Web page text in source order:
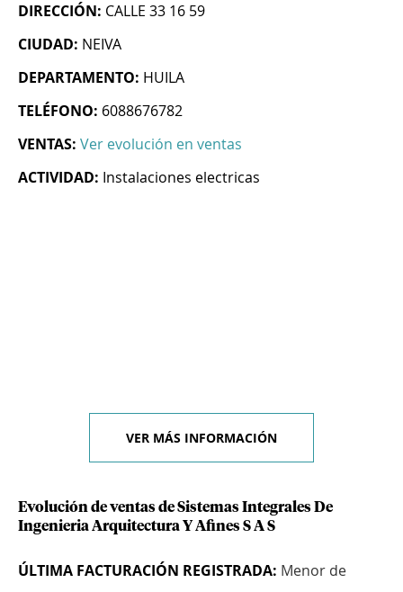
DIRECCIÓN: CALLE 33 16 59
CIUDAD: NEIVA
DEPARTAMENTO: HUILA
TELÉFONO: 6088676782
VENTAS: Ver evolución en ventas
ACTIVIDAD: Instalaciones electricas
VER MÁS INFORMACIÓN
Evolución de ventas de Sistemas Integrales De
Ingenieria Arquitectura Y Afines S A S
ÚLTIMA FACTURACIÓN REGISTRADA: Menor de